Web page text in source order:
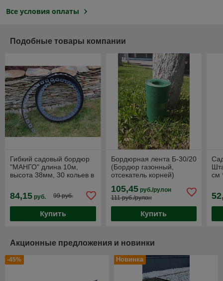
Все условия оплаты
Подобные товары компании
Гибкий садовый бордюр
"МАНГО" длина 10м,
высота 38мм, 30 кольев в
84,15 руб. 99 руб.
Купить
Бордюрная лента Б-30/20
(Бордюр газонный,
отсекатель корней)
105,45руб./рулон
111 руб./рулон
Купить
см
Акционные предложения и новинки
-45% Новинка